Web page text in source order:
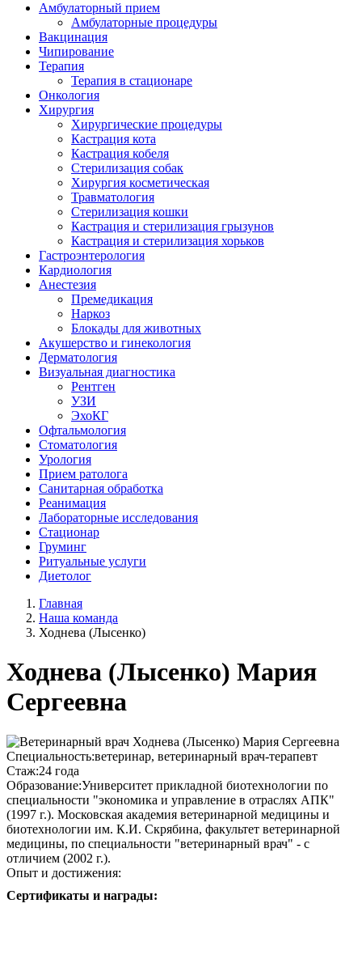
Амбулаторный прием
Амбулаторные процедуры
Вакцинация
Чипирование
Терапия
Терапия в стационаре
Онкология
Хирургия
Хирургические процедуры
Кастрация кота
Кастрация кобеля
Стерилизация собак
Хирургия косметическая
Травматология
Стерилизация кошки
Кастрация и стерилизация грызунов
Кастрация и стерилизация хорьков
Гастроэнтерология
Кардиология
Анестезия
Премедикация
Наркоз
Блокады для животных
Акушерство и гинекология
Дерматология
Визуальная диагностика
Рентген
УЗИ
ЭхоКГ
Офтальмология
Стоматология
Урология
Прием ратолога
Санитарная обработка
Реанимация
Лабораторные исследования
Стационар
Груминг
Ритуальные услуги
Диетолог
Главная
Наша команда
Ходнева (Лысенко)
Ходнева (Лысенко) Мария
Сергеевна
Специальность:ветеринар, ветеринарный врач-терапевт
Стаж:24 года
Образование:Университет прикладной биотехнологии по
специальности "экономика и управление в отраслях АПК"
(1997 г.). Московская академия ветеринарной медицины и
биотехнологии им. К.И. Скрябина, факультет ветеринарной
медицины, по специальности "ветеринарный врач" - с
отличием (2002 г.).
Опыт и достижения:
Сертификаты и награды: